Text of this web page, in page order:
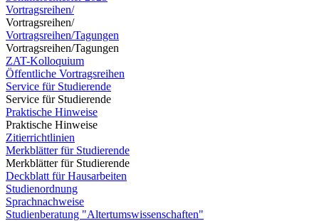
Vortragsreihen/
Vortragsreihen/
Vortragsreihen/Tagungen
Vortragsreihen/Tagungen
ZAT-Kolloquium
Öffentliche Vortragsreihen
Service für Studierende
Service für Studierende
Praktische Hinweise
Praktische Hinweise
Zitierrichtlinien
Merkblätter für Studierende
Merkblätter für Studierende
Deckblatt für Hausarbeiten
Studienordnung
Sprachnachweise
Studienberatung "Altertumswissenschaften"